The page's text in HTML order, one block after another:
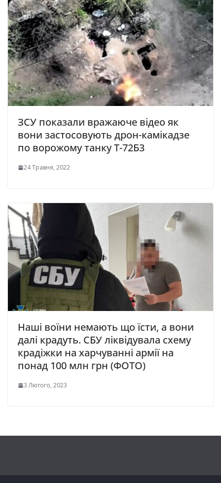
ЗСУ показали вражаюче відео як
вони застосовують дрон-камікадзе
по ворожому танку Т-72Б3
24 Травня, 2022
Наші воїни немають що їсти, а вони
далі крадуть. СБУ ліквідувала схему
крадіжки на харчуванні армії на
понад 100 млн грн (ФОТО)
3 Лютого, 2023